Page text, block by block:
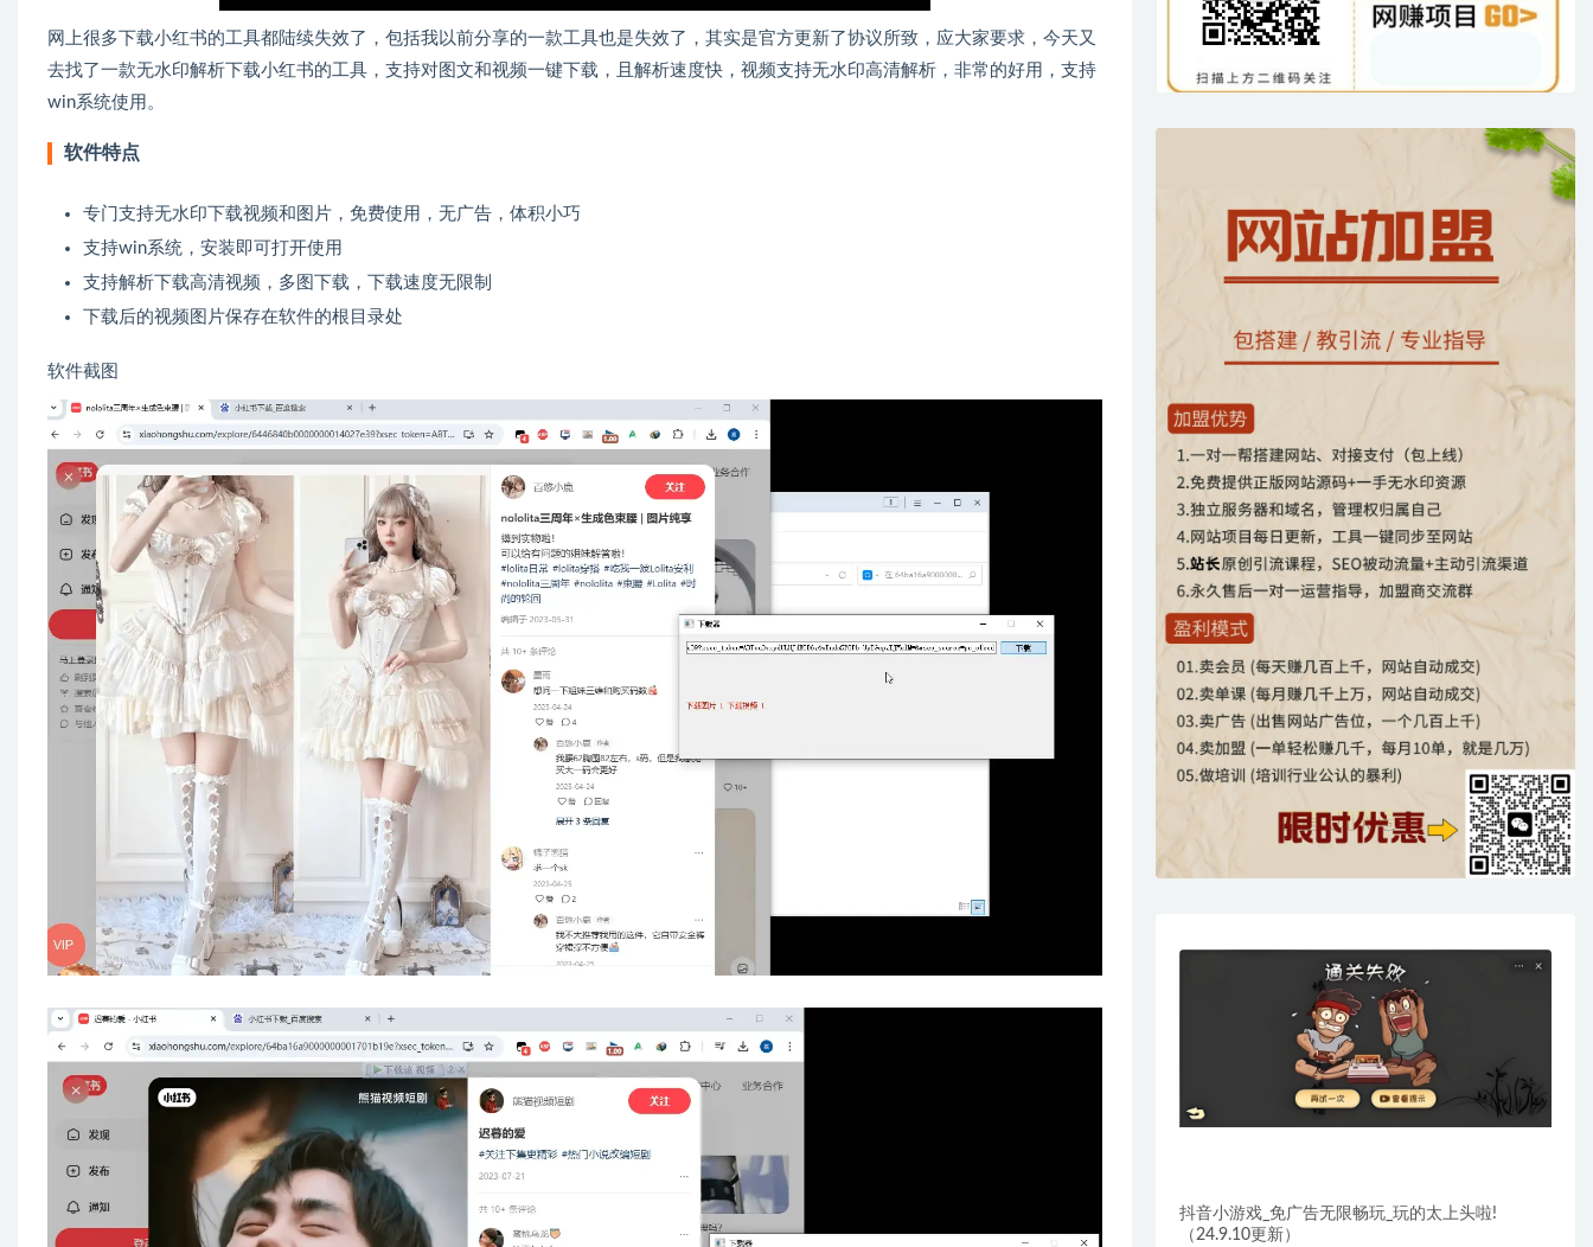
网上很多下载小红书的工具都陆续失效了，包括我以前分享的一款工具也是失效了，其实是官方更新了协议所致，应大家要求，今天又
去找了一款无水印解析下载小红书的工具，支持对图文和视频一键下载，且解析速度快，视频支持无水印高清解析，非常的好用，支持
win系统使用。
软件特点
专门支持无水印下载视频和图片，免费使用，无广告，体积小巧
支持win系统，安装即可打开使用
支持解析下载高清视频，多图下载，下载速度无限制
下载后的视频图片保存在软件的根目录处
软件截图
抖音小游戏_免广告无限畅玩_玩的太上头啦!
（24.9.10更新）